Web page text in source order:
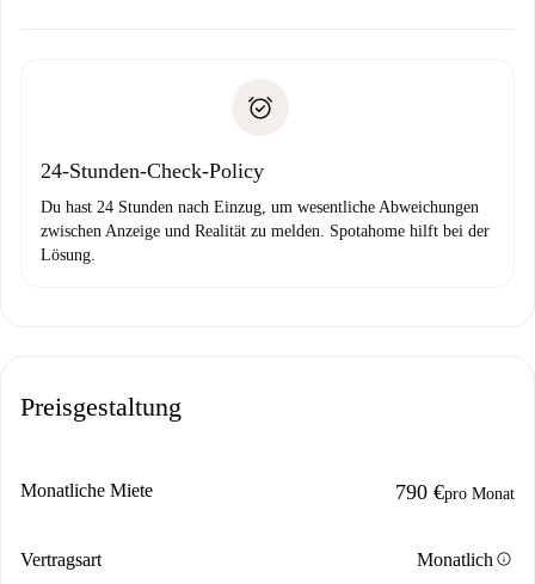
24-Stunden-Check-Policy
Du hast 24 Stunden nach Einzug, um wesentliche Abweichungen
zwischen Anzeige und Realität zu melden. Spotahome hilft bei der
Lösung.
Preisgestaltung
Monatliche Miete 790 €pro Monat
Vertragsart Monatlich info